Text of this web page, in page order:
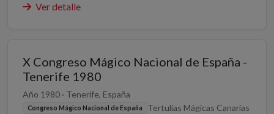
Ver detalle
X Congreso Mágico Nacional de España -
Tenerife 1980
Año 1980 · Tenerife, España
Congreso Mágico Nacional de España Tertulias Mágicas Canarias